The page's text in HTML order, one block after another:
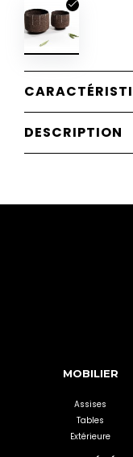
DESCRIPTION
MOBILIER
Assises
Tables
Extérieure